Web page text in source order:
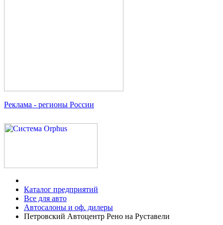
Реклама - регионы России
Каталог предприятий
Все для авто
Автосалоны и оф. дилеры
Петровский Автоцентр Рено на Руставели